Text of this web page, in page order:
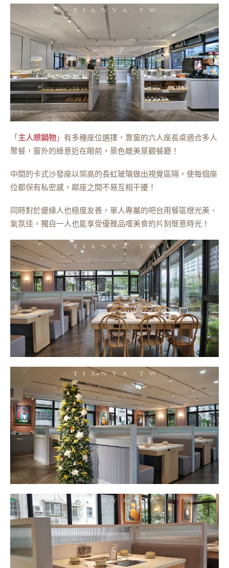
「主人想鍋物 」有多種座位選擇，靠窗的六人座長桌適合多人
聚餐，窗外的綠意近在眼前，景色媲美景觀餐廳！
中間的卡式沙發座以架高的長虹玻璃做出視覺區隔，使每個座
位都保有私密感，鄰座之間不易互相干擾！
同時對於邊緣人也極度友善，單人專屬的吧台用餐區燈光美、
氣氛佳，獨自一人也能享受優雅品嚐美食的片刻愜意時光！